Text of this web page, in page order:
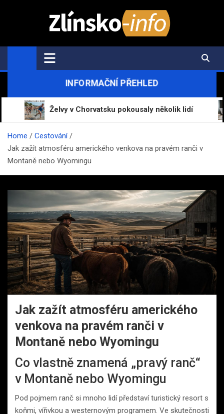
Zlínsko-Info.cz
Aktuální informace z regionu a zpravodajství
INFORMAČNÍ PŘEHLED
Želvy v Chorvatsku pokousaly několik lidí
Home
Cestování
Jak zažít atmosféru amerického venkova na pravém ranči v
Montaně nebo Wyomingu
Jak zažít atmosféru amerického
venkova na pravém ranči v
Montaně nebo Wyomingu
Co vlastně znamená „pravý ranč“
v Montaně nebo Wyomingu
Pod pojmem ranč si mnoho lidí představí turistický resort s
koňmi, vířivkou a westernovým programem. Ve skutečnosti